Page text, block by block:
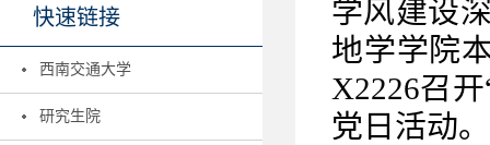
快速链接
西南交通大学
研究生院
学风建设
地学学院
X2226召开
党日活动。